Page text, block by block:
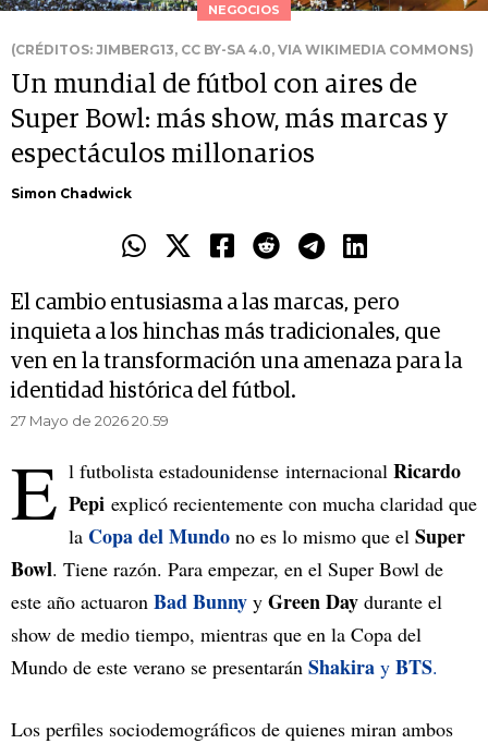
NEGOCIOS
(CRÉDITOS: JIMBERG13, CC BY-SA 4.0, VIA WIKIMEDIA COMMONS)
Un mundial de fútbol con aires de
Super Bowl: más show, más marcas y
espectáculos millonarios
Simon Chadwick
El cambio entusiasma a las marcas, pero
inquieta a los hinchas más tradicionales, que
ven en la transformación una amenaza para la
identidad histórica del fútbol.
27 Mayo de 2026 20.59
E l futbolista estadounidense internacional Ricardo
Pepi explicó recientemente con mucha claridad que
la Copa del Mundo no es lo mismo que el Super
Bowl. Tiene razón. Para empezar, en el Super Bowl de
este año actuaron Bad Bunny y Green Day durante el
show de medio tiempo, mientras que en la Copa del
Mundo de este verano se presentarán Shakira y BTS.
Los perfiles sociodemográficos de quienes miran ambos